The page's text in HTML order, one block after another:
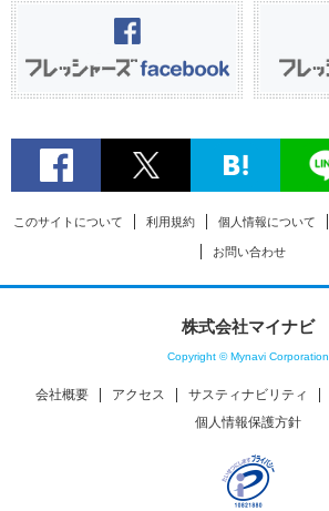
このサイトについて 利用規約 個人情報について
お問い合わせ
株式会社マイナビ
Copyright © Mynavi Corporation
会社概要 アクセス サスティナビリティ
個人情報保護方針